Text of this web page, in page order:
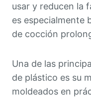
usar y reducen la
es especialmente
de cocción
Una de las
de plástico es su
moldeados en